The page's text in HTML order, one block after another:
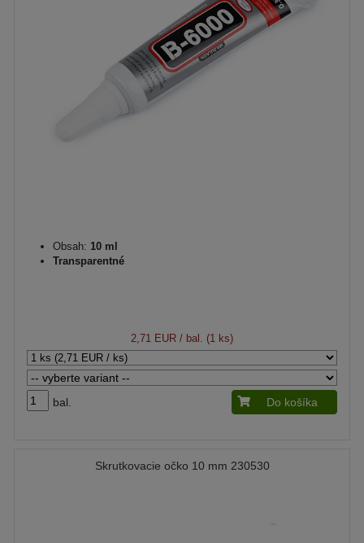
Obsah: 10 ml
Transparentné
2,71 EUR / bal. (1 ks)
bal. Do košíka
Skrutkovacie očko 10 mm 230530